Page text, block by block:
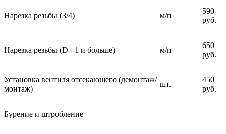
Нарезка резьбы (3/4) м/п
590
руб.
Нарезка резьбы (D - 1 и больше) м/п
650
руб.
Установка вентиля отсекающего (демонтаж/
монтаж)
шт.
450
руб.
Бурение и штробление